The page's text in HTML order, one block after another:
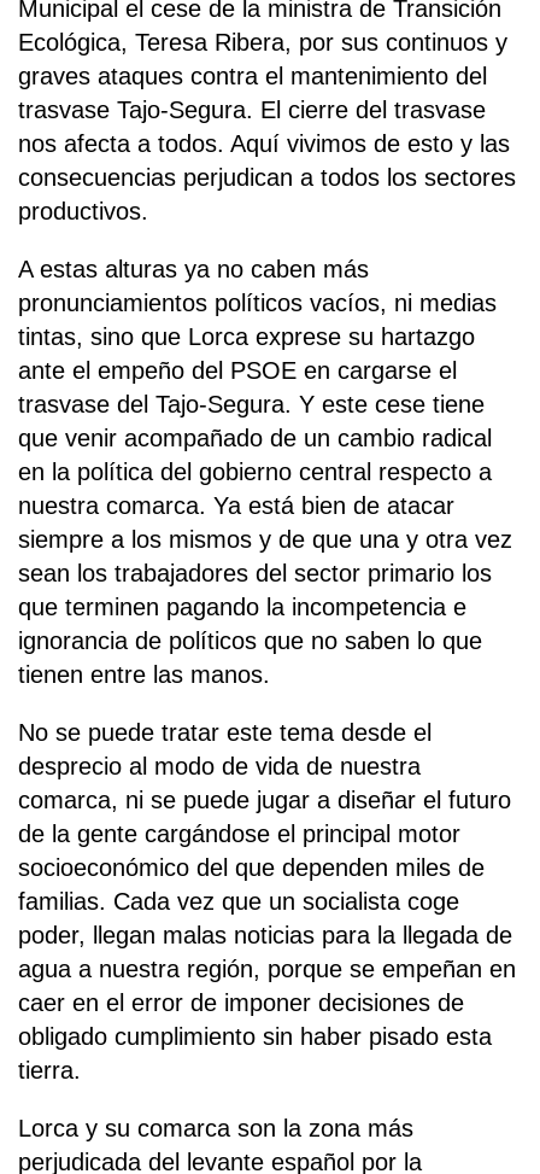
Municipal el cese de la ministra de Transición
Ecológica, Teresa Ribera, por sus continuos y
graves ataques contra el mantenimiento del
trasvase Tajo-Segura. El cierre del trasvase
nos afecta a todos. Aquí vivimos de esto y las
consecuencias perjudican a todos los sectores
productivos.
A estas alturas ya no caben más
pronunciamientos políticos vacíos, ni medias
tintas, sino que Lorca exprese su hartazgo
ante el empeño del PSOE en cargarse el
trasvase del Tajo-Segura. Y este cese tiene
que venir acompañado de un cambio radical
en la política del gobierno central respecto a
nuestra comarca. Ya está bien de atacar
siempre a los mismos y de que una y otra vez
sean los trabajadores del sector primario los
que terminen pagando la incompetencia e
ignorancia de políticos que no saben lo que
tienen entre las manos.
No se puede tratar este tema desde el
desprecio al modo de vida de nuestra
comarca, ni se puede jugar a diseñar el futuro
de la gente cargándose el principal motor
socioeconómico del que dependen miles de
familias. Cada vez que un socialista coge
poder, llegan malas noticias para la llegada de
agua a nuestra región, porque se empeñan en
caer en el error de imponer decisiones de
obligado cumplimiento sin haber pisado esta
tierra.
Lorca y su comarca son la zona más
perjudicada del levante español por la